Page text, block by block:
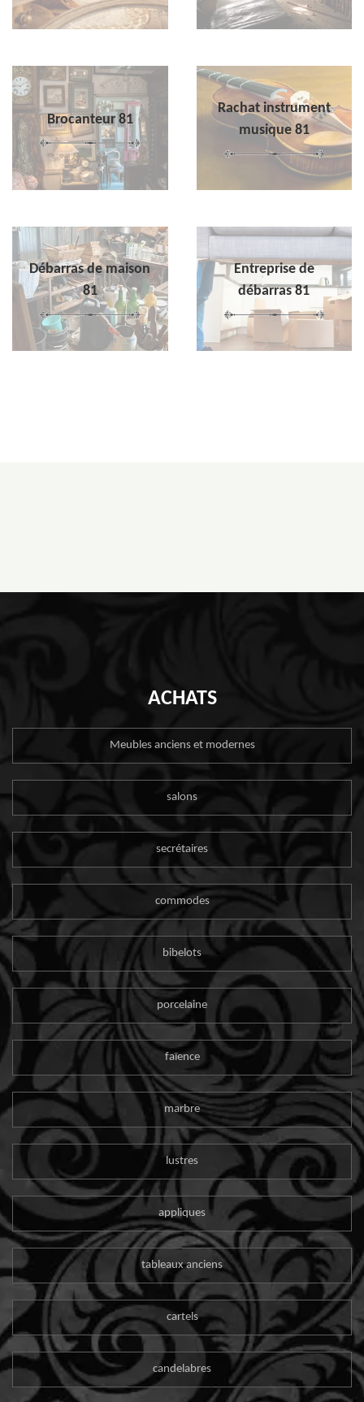
Brocanteur 81
Rachat instrument
musique 81
Débarras de maison
81
Entreprise de
débarras 81
ACHATS
Meubles anciens et modernes
salons
secrétaires
commodes
bibelots
porcelaine
faïence
marbre
lustres
appliques
tableaux anciens
cartels
candelabres